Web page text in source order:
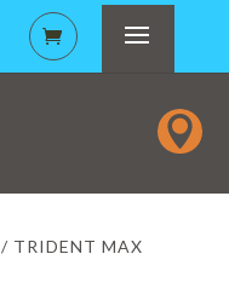

/ TRIDENT MAX